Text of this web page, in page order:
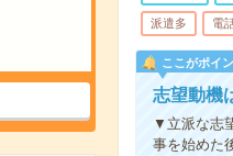
派遣多 電
ここがポイ
志望動機
▼立派な志
事を始めた